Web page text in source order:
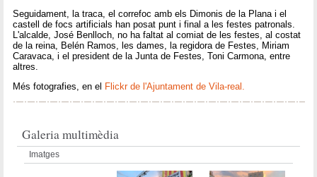
Seguidament, la traca, el correfoc amb els Dimonis de la Plana i el
castell de focs artificials han posat punt i final a les festes patronals.
L'alcalde, José Benlloch, no ha faltat al comiat de les festes, al costat
de la reina, Belén Ramos, les dames, la regidora de Festes, Miriam
Caravaca, i el president de la Junta de Festes, Toni Carmona, entre
altres.
Més fotografies, en el Flickr de l'Ajuntament de Vila-real.
Galeria multimèdia
Imatges